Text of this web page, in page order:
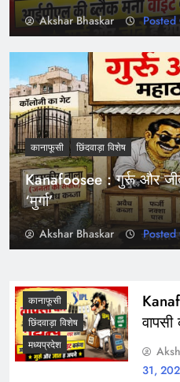
Akshar Bhaskar Posted
कानाफूसी छिंदवाड़ा विशेष
Kanafoosee : गुर्रू और
‘मुर्गा’
Akshar Bhaskar Posted
कानाफूसी
छिंदवाड़ा विशेष
मध्यप्रदेश
वापसी
31,